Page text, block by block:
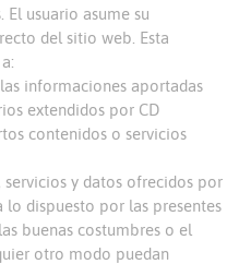
usuario asume su
del sitio web. Esta
informaciones aportadas
extendidos por CD
contenidos o servicios
y datos ofrecidos por
lo dispuesto por las presentes
buenas costumbres o el
otro modo puedan